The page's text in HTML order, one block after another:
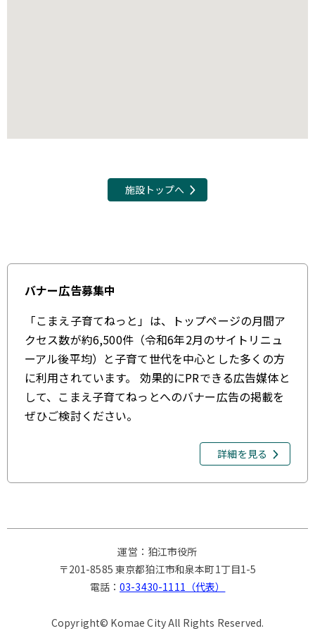
施設トップへ
バナー広告募集中
「こまえ子育てねっと」は、トップページの月間ア
クセス数が約6,500件（令和6年2月のサイトリニュ
ーアル後平均）と子育て世代を中心とした多くの方
に利用されています。 効果的にPRできる広告媒体と
して、こまえ子育てねっとへのバナー広告の掲載を
ぜひご検討ください。
詳細を見る
運営：狛江市役所
〒201-8585 東京都狛江市和泉本町1丁目1-5
電話：03-3430-1111（代表）
Copyright© Komae City All Rights Reserved.